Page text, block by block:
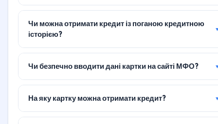
Чи можна отримати кредит із поганою кредитною
історією?
Чи безпечно вводити дані картки на сайті МФО?
На яку картку можна отримати кредит?